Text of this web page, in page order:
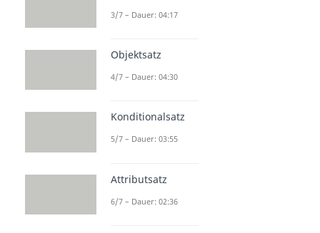
3/7 – Dauer: 04:17
Objektsatz
4/7 – Dauer: 04:30
Konditionalsatz
5/7 – Dauer: 03:55
Attributsatz
6/7 – Dauer: 02:36